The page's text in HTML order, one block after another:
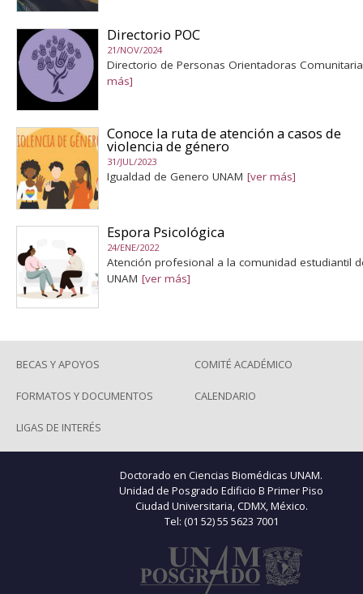
Directorio POC
21/NOV/2024
Directorio de Personas Orientadoras
más]
Conoce la ruta de atención a casos de
violencia de género
31/JUL/2023
Igualdad de Genero UNAM [ver más]
Espora Psicológica
24/ENE/2022
Atención profesional a la comunidad estudiantil
UNAM [ver más]
BECAS Y APOYOS COMITÉ ACADÉMICO
FORMATOS Y DOCUMENTOS CALENDARIO
LIGAS DE INTERÉS
Doctorado en Ciencias Biomédicas UNAM.
Unidad de Posgrado Edificio B Primer Piso
Ciudad Universitaria, CDMX, México.
Tel: (01 52) 55 5623 7001